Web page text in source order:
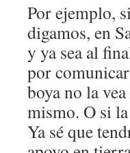
Por ejemplo,
digamos, en
y ya sea al
por
boya no la
mismo. O si
Ya sé que